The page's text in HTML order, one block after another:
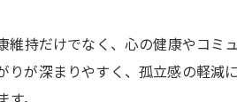
介護現場で広がる笑える❗️介護予防
DVD発売決定っ‼️で期待される心
講師いぜなひさお氏が語る現場の
持だけでなく、心の健康やコ
が深まりやすく、孤立感の軽